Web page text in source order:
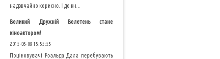
надзвчайно корисно. І до кн...
Великий Дружній Велетень стане
кіноактором!
2015-05-08 15:55:55
Поціновувачі Роальда Дала перебувають